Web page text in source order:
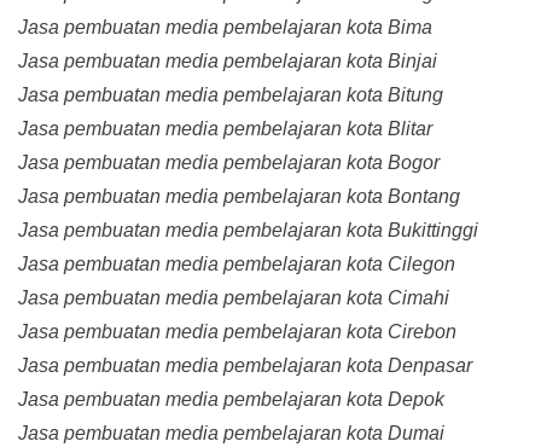
Jasa pembuatan media pembelajaran kota Bima
Jasa pembuatan media pembelajaran kota Binjai
Jasa pembuatan media pembelajaran kota Bitung
Jasa pembuatan media pembelajaran kota Blitar
Jasa pembuatan media pembelajaran kota Bogor
Jasa pembuatan media pembelajaran kota Bontang
Jasa pembuatan media pembelajaran kota Bukittinggi
Jasa pembuatan media pembelajaran kota Cilegon
Jasa pembuatan media pembelajaran kota Cimahi
Jasa pembuatan media pembelajaran kota Cirebon
Jasa pembuatan media pembelajaran kota Denpasar
Jasa pembuatan media pembelajaran kota Depok
Jasa pembuatan media pembelajaran kota Dumai